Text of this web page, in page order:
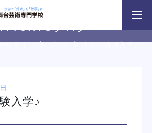
資料請求 オープンキャンパス
TOKYOブログ
ルライフ ブログ 本日の体験入学♪
入学♪